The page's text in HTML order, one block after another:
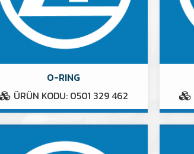
O-RING
ÜRÜN KODU: 0501 329 462